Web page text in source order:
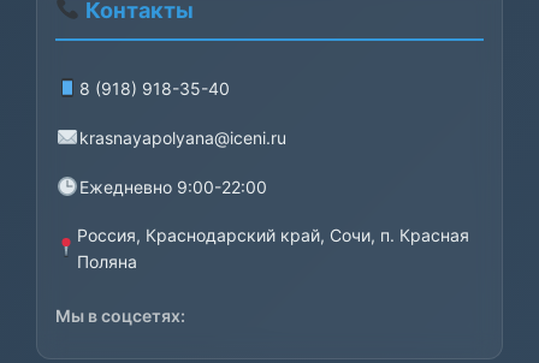
Контакты
8 (918) 918-35-40
krasnayapolyana@iceni.ru
Ежедневно 9:00-22:00
Россия, Краснодарский край, Сочи, п. Красная
Поляна
Мы в соцсетях: